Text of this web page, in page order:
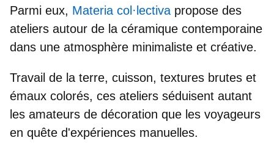
Parmi eux, Materia col·lectivapropose des
ateliers autour de la céramique contemporaine
dans une atmosphère minimaliste et créative.
Travail de la terre, cuisson, textures brutes et
émaux colorés, ces ateliers séduisent autant
les amateurs de décoration que les voyageurs
en quête d'expériences manuelles.